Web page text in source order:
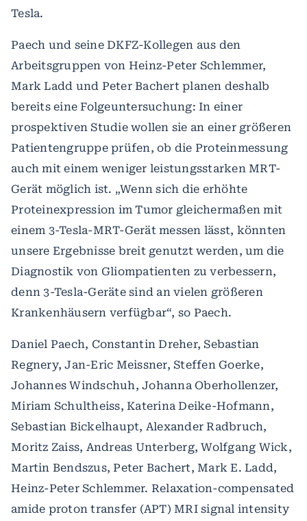
Tesla.
Paech und seine DKFZ-Kollegen aus den
Arbeitsgruppen von Heinz-Peter Schlemmer,
Mark Ladd und Peter Bachert planen deshalb
bereits eine Folgeuntersuchung: In einer
prospektiven Studie wollen sie an einer größeren
Patientengruppe prüfen, ob die Proteinmessung
auch mit einem weniger leistungsstarken MRT-
Gerät möglich ist. „Wenn sich die erhöhte
Proteinexpression im Tumor gleichermaßen mit
einem 3-Tesla-MRT-Gerät messen lässt, könnten
unsere Ergebnisse breit genutzt werden, um die
Diagnostik von Gliompatienten zu verbessern,
denn 3-Tesla-Geräte sind an vielen größeren
Krankenhäusern verfügbar“, so Paech.
Daniel Paech, Constantin Dreher, Sebastian
Regnery, Jan-Eric Meissner, Steffen Goerke,
Johannes Windschuh, Johanna Oberhollenzer,
Miriam Schultheiss, Katerina Deike-Hofmann,
Sebastian Bickelhaupt, Alexander Radbruch,
Moritz Zaiss, Andreas Unterberg, Wolfgang Wick,
Martin Bendszus, Peter Bachert, Mark E. Ladd,
Heinz-Peter Schlemmer. Relaxation-compensated
amide proton transfer (APT) MRI signal intensity